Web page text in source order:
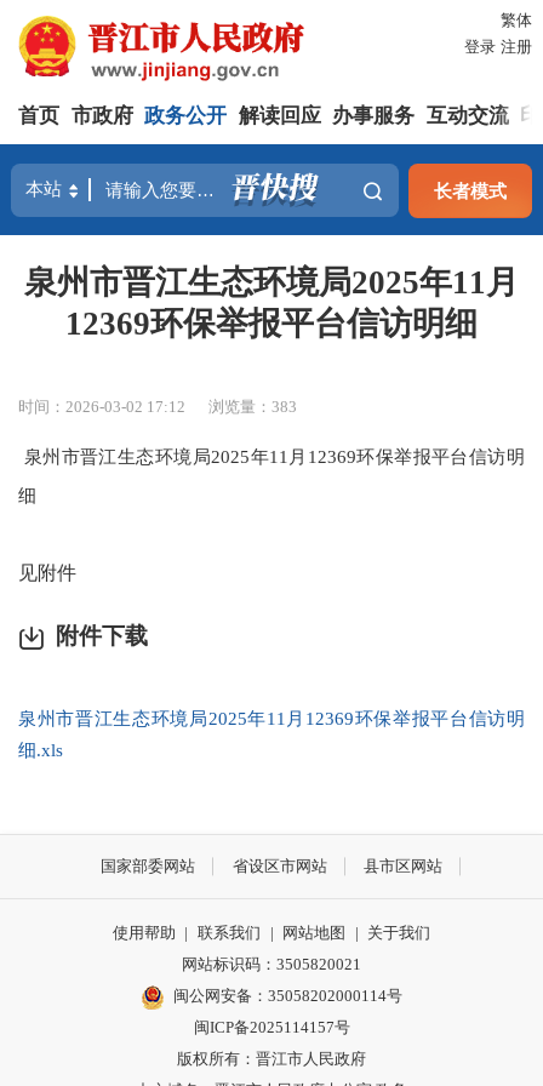
繁体
登录 注册
首页 市政府 政务公开 解读回应 办事服务 互动交流
长者模式
泉州市晋江生态环境局2025年11月
12369环保举报平台信访明细
时间：2026-03-02 17:12 浏览量：383
泉州市晋江生态环境局2025年11月12369环保举报平台信访明
细
见附件
附件下载
泉州市晋江生态环境局2025年11月12369环保举报平台信访明
细.xls
国家部委网站 省设区市网站 县市区网站
使用帮助 | 联系我们 | 网站地图 | 关于我们
网站标识码：3505820021
闽公网安备：35058202000114号
闽ICP备2025114157号
版权所有：晋江市人民政府